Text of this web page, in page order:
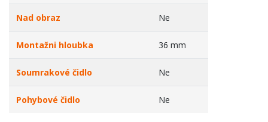
Nad obraz Ne
Montažni hloubka 36 mm
Soumrakové čidlo Ne
Pohybové čidlo Ne